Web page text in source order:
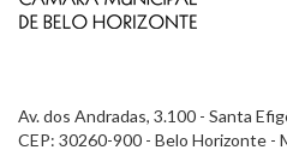
Av. dos Andradas, 3.100 - Santa
CEP: 30260-900 - Belo Horizonte -